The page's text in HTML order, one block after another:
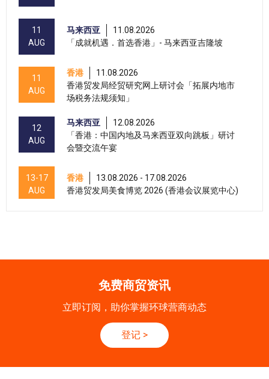
11
AUG
马来西亚
11.08.2026
「成就机遇．首选香港」- 马来西亚吉隆坡
11
AUG
香港
11.08.2026
香港贸发局经贸研究网上研讨会「拓展内地市
场税务法规须知」
12
AUG
马来西亚
12.08.2026
「香港：中国内地及马来西亚双向跳板」研讨
会暨交流午宴
13-17
AUG
香港
13.08.2026 - 17.08.2026
香港贸发局美食博览 2026 (香港会议展览中心)
香港贸发局美食商贸博览 2026 (香港会议展览
香港贸发局香港国际茶展 2026 (香港会议展览
香港
13.08.2026 - 15.08.2026
免费商贸资讯
立即订阅，助你掌握环球营商动态
登记 >